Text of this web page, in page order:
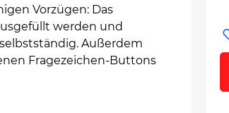
Vorzügen: Das
werden und
Außerdem
Fragezeichen-Buttons